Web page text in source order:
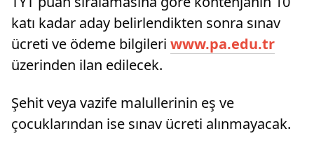
katı kadar aday belirlendikten sonra sınav
ücreti ve ödeme bilgileri www.pa.edu.tr
üzerinden ilan edilecek.
Şehit veya vazife malullerinin eş ve
çocuklarından ise sınav ücreti alınmayacak.